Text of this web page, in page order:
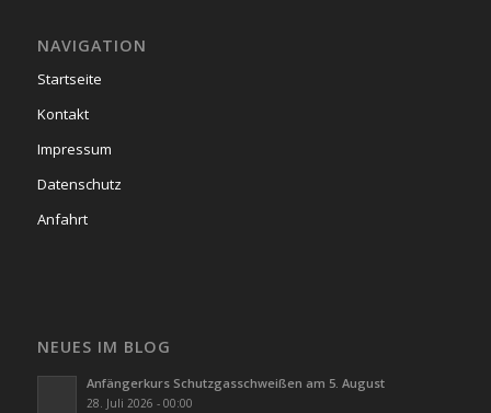
NAVIGATION
Startseite
Kontakt
Impressum
Datenschutz
Anfahrt
NEUES IM BLOG
Anfängerkurs Schutzgasschweißen am 5. August
28. Juli 2026 - 00:00